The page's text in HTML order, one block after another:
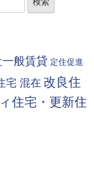
般賃貸 定住促進
宅 混在 改良住
住宅・更新住